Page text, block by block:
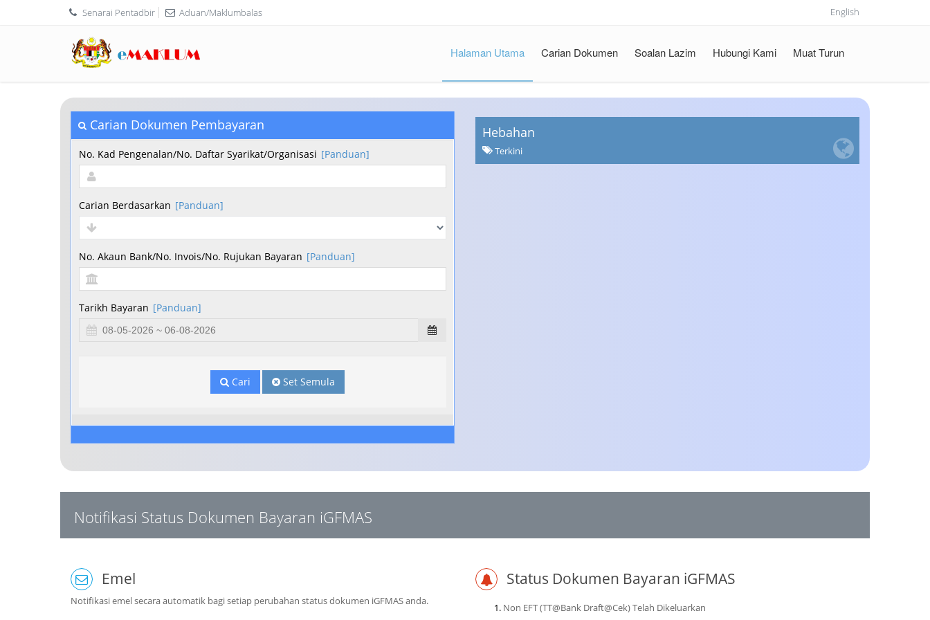
Senarai Pentadbir Aduan/Maklumbalas English
Halaman Utama Carian Dokumen Soalan Lazim Hubungi Kami Muat Turun
Carian Dokumen Pembayaran
No. Kad Pengenalan/No. Daftar Syarikat/Organisasi [Panduan]
Carian Berdasarkan [Panduan]
No. Akaun Bank/No. Invois/No. Rujukan Bayaran [Panduan]
Tarikh Bayaran [Panduan]
Cari Set Semula
Hebahan
Terkini
Notifikasi Status Dokumen Bayaran iGFMAS
Emel
Notifikasi emel secara automatik bagi setiap perubahan status dokumen iGFMAS anda.
Status Dokumen Bayaran iGFMAS
Non EFT (TT@Bank Draft@Cek) Telah Dikeluarkan